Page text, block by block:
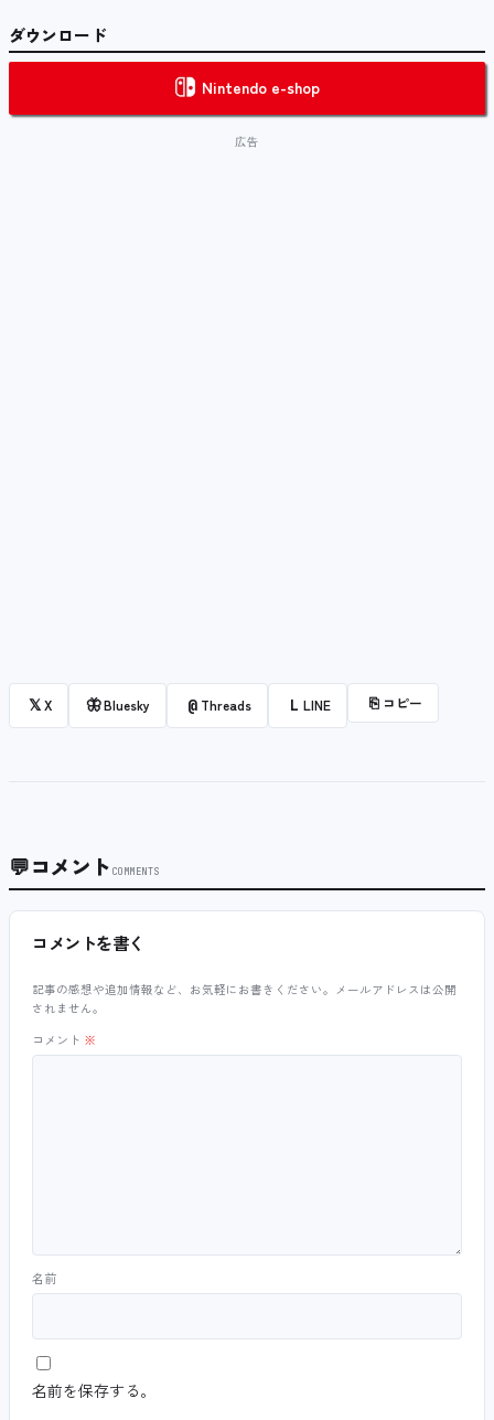
ダウンロード
Nintendo e-shop
𝕏X 🦋Bluesky @ Threads L LINE ⎘ コピー
💬コメント COMMENTS
コメントを書く
記事の感想や追加情報など、お気軽にお書きください。メールアドレスは公開
されません。
コメント ※
名前
名前を保存する。